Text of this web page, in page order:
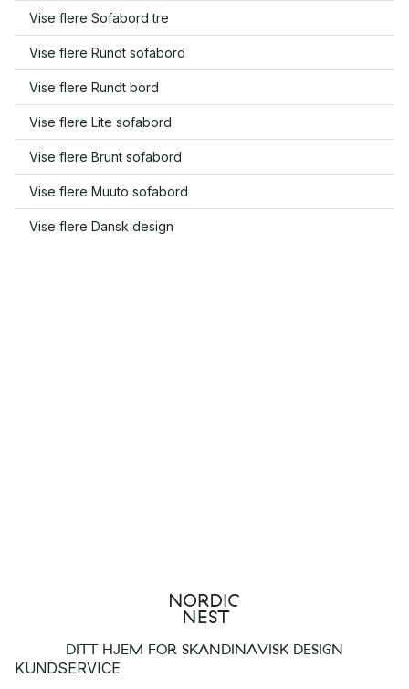
Vise flere Sofabord tre
Vise flere Rundt sofabord
Vise flere Rundt bord
Vise flere Lite sofabord
Vise flere Brunt sofabord
Vise flere Muuto sofabord
Vise flere Dansk design
DITT HJEM FOR SKANDINAVISK DESIGN
KUNDSERVICE